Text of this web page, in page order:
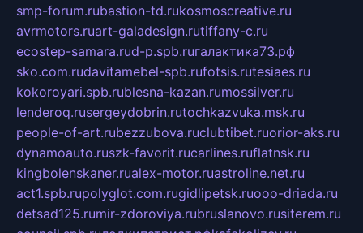
smp-forum.rubastion-td.rukosmoscreative.ru
avrmotors.ruart-galadesign.rutiffany-c.ru
ecostep-samara.rud-p.spb.ruгалактика73.рф
sko.com.rudavitamebel-spb.rufotsis.rutesiaes.ru
kokoroyari.spb.rublesna-kazan.rumossilver.ru
lenderoq.rusergeydobrin.rutochkazvuka.msk.ru
people-of-art.rubezzubova.ruclubtibet.ruorior-aks.ru
dynamoauto.ruszk-favorit.rucarlines.ruflatnsk.ru
kingbolenskaner.rualex-motor.ruastroline.net.ru
act1.spb.rupolyglot.com.rugidlipetsk.ruooo-driada.ru
detsad125.rumir-zdoroviya.rubruslanovo.rusiterem.ru